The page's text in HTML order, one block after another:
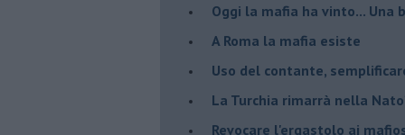
Oggi la mafia ha vinto... Una
A Roma la mafia esiste
Uso del contante,
La Turchia rimarrà nella
Revocare l'ergastolo ai